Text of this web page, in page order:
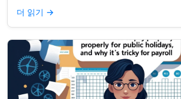
원하지 않는 공휴일을 정리하려는...
더 읽기 →